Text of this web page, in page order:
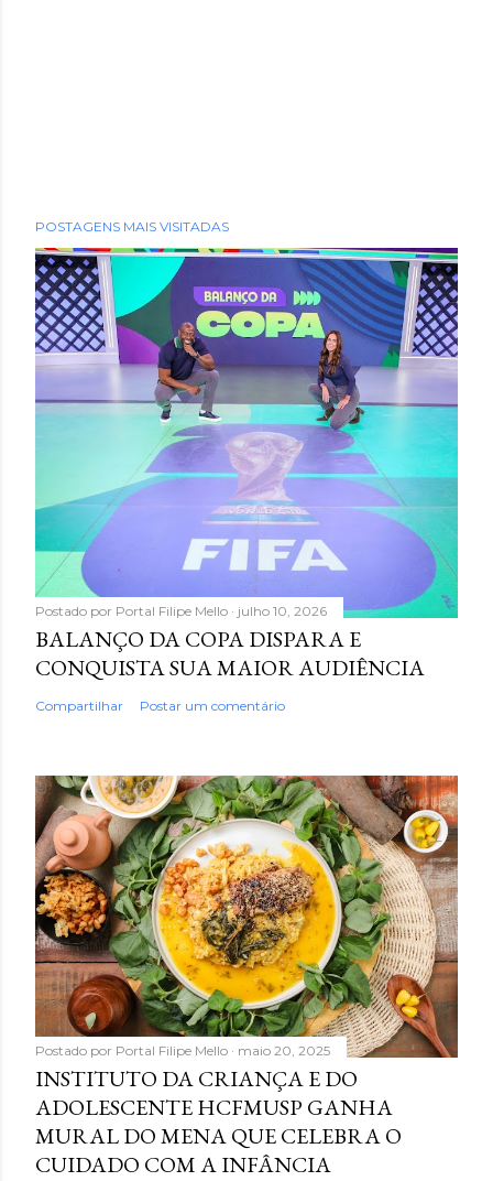
POSTAGENS MAIS VISITADAS
Postado por Portal Filipe Mello julho 10, 2026
BALANÇO DA COPA DISPARA E
CONQUISTA SUA MAIOR AUDIÊNCIA
Compartilhar Postar um comentário
Postado por Portal Filipe Mello maio 20, 2025
INSTITUTO DA CRIANÇA E DO
ADOLESCENTE HCFMUSP GANHA
MURAL DO MENA QUE CELEBRA O
CUIDADO COM A INFÂNCIA